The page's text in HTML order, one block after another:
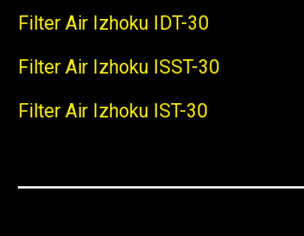
Filter Air Izhoku IDT-30
Filter Air Izhoku ISST-30
Filter Air Izhoku IST-30